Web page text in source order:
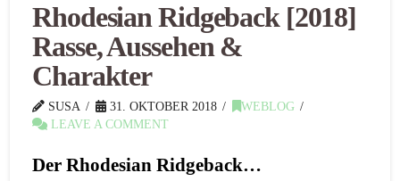
Rhodesian Ridgeback [2018]
Rasse, Aussehen &
Charakter
SUSA 31. OKTOBER 2018
WEBLOG
LEAVE A COMMENT
Der Rhodesian Ridgeback…